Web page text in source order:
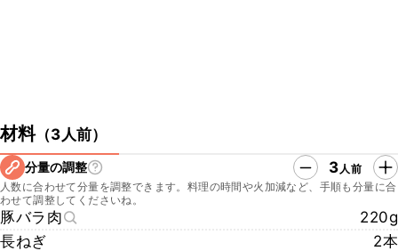
材料（3人前）
分量の調整 3人前
人数に合わせて分量を調整できます。料理の時間や火加減など、手順も分量に合
わせて調整してくださいね。
豚バラ肉
220g
長ねぎ
2本